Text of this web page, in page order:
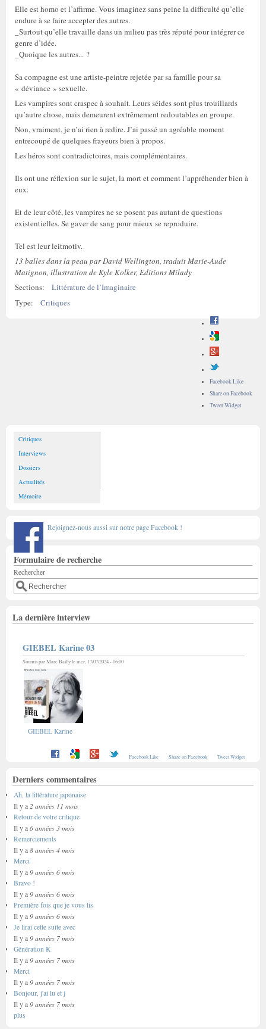
Elle est homo et l’affirme. Vous imaginez sans peine la difficulté qu’elle
endure à se faire accepter des autres.
_Surtout qu’elle travaille dans un milieu pas très réputé pour intégrer ce
genre d’idée.
_Quoique les autres... ?
Sa compagne est une artiste-peintre rejetée par sa famille pour sa
« déviance » sexuelle.
Les vampires sont craspec à souhait. Leurs séides sont plus trouillards
qu’autre chose, mais demeurent extrêmement redoutables en groupe.
Non, vraiment, je n’ai rien à redire. J’ai passé un agréable moment
entrecoupé de quelques frayeurs bien à propos.
Les héros sont contradictoires, mais complémentaires.
Ils ont une réflexion sur le sujet, la mort et comment l’appréhender bien à
eux.
Et de leur côté, les vampires ne se posent pas autant de questions
existentielles. Se gaver de sang pour mieux se reproduire.
Tel est leur leitmotiv.
13 balles dans la peau par David Wellington, traduit Marie-Aude
Matignon, illustration de Kyle Kolker, Editions Milady
Sections:
Littérature de l’Imaginaire
Type:
Critiques
Facebook Like
Share on Facebook
Tweet Widget
Critiques
Interviews
Dossiers
Actualités
Mémoire
Rejoignez-nous aussi sur notre page Facebook !
Formulaire de recherche
Rechercher
La dernière interview
GIEBEL Karine 03
Soumis parMarc Baillyle mer, 17/07/2024 - 06:00
GIEBEL Karine
Facebook Like Share on Facebook Tweet Widget
Derniers commentaires
Ah, la littérature japonaise
Il y a 2 années 11 mois
Retour de votre critique
Il y a 6 années 3 mois
Remerciements
Il y a 8 années 4 mois
Merci
Il y a 9 années 6 mois
Bravo !
Il y a 9 années 6 mois
Première fois que je vous lis
Il y a 9 années 6 mois
Je lirai cette suite avec
Il y a 9 années 7 mois
Génération K
Il y a 9 années 7 mois
Merci
Il y a 9 années 7 mois
Bonjour, j'ai lu et j
Il y a 9 années 7 mois
plus